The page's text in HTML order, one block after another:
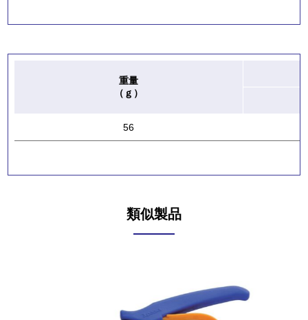
重量
（ｇ）
56
類似製品